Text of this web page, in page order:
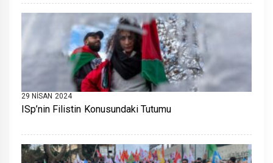
29 NISAN 2024
ISp’nin Filistin Konusundaki Tutumu